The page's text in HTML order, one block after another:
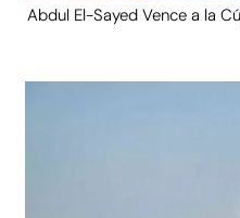
Abdul El-Sayed Vence a la